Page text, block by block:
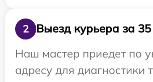
2
Выезд курьера за
Наш мастер приедет по
адресу для диагностики